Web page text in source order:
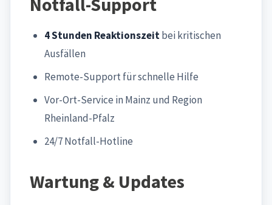
4 Stunden Reaktionszeitbei kritischen
Ausfällen
Remote-Support für schnelle Hilfe
Vor-Ort-Service in Mainz und Region
Rheinland-Pfalz
24/7 Notfall-Hotline
Wartung & Updates